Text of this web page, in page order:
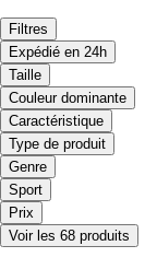
Filtres
Expédié en 24h
Taille
Couleur dominante
Caractéristique
Type de produit
Genre
Sport
Prix
Voir les 68 produits